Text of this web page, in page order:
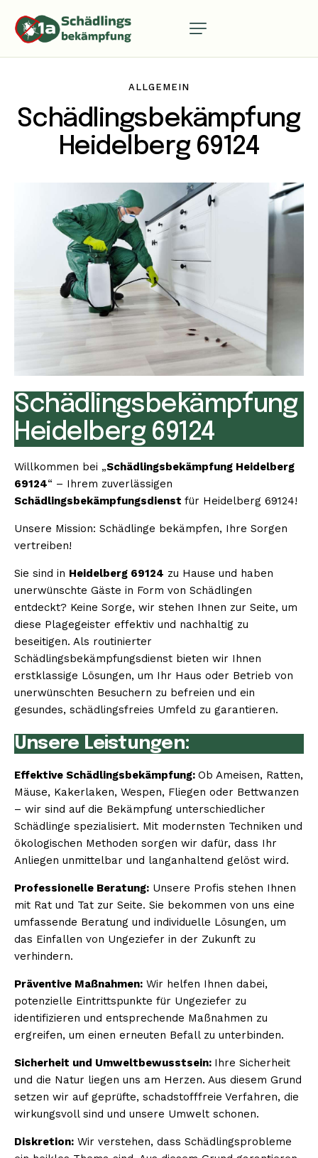
ALLGEMEIN
Schädlingsbekämpfung
Heidelberg 69124
Schädlingsbekämpfung
Heidelberg 69124
Willkommen bei „Schädlingsbekämpfung Heidelberg
69124“ – Ihrem zuverlässigen
Schädlingsbekämpfungsdienst für Heidelberg 69124!
Unsere Mission: Schädlinge bekämpfen, Ihre Sorgen
vertreiben!
Sie sind in Heidelberg 69124 zu Hause und haben
unerwünschte Gäste in Form von Schädlingen
entdeckt? Keine Sorge, wir stehen Ihnen zur Seite, um
diese Plagegeister effektiv und nachhaltig zu
beseitigen. Als routinierter
Schädlingsbekämpfungsdienst bieten wir Ihnen
erstklassige Lösungen, um Ihr Haus oder Betrieb von
unerwünschten Besuchern zu befreien und ein
gesundes, schädlingsfreies Umfeld zu garantieren.
Unsere Leistungen:
Effektive Schädlingsbekämpfung: Ob Ameisen, Ratten,
Mäuse, Kakerlaken, Wespen, Fliegen oder Bettwanzen
– wir sind auf die Bekämpfung unterschiedlicher
Schädlinge spezialisiert. Mit modernsten Techniken und
ökologischen Methoden sorgen wir dafür, dass Ihr
Anliegen unmittelbar und langanhaltend gelöst wird.
Professionelle Beratung: Unsere Profis stehen Ihnen
mit Rat und Tat zur Seite. Sie bekommen von uns eine
umfassende Beratung und individuelle Lösungen, um
das Einfallen von Ungeziefer in der Zukunft zu
verhindern.
Präventive Maßnahmen: Wir helfen Ihnen dabei,
potenzielle Eintrittspunkte für Ungeziefer zu
identifizieren und entsprechende Maßnahmen zu
ergreifen, um einen erneuten Befall zu unterbinden.
Sicherheit und Umweltbewusstsein: Ihre Sicherheit
und die Natur liegen uns am Herzen. Aus diesem Grund
setzen wir auf geprüfte, schadstofffreie Verfahren, die
wirkungsvoll sind und unsere Umwelt schonen.
Diskretion: Wir verstehen, dass Schädlingsprobleme